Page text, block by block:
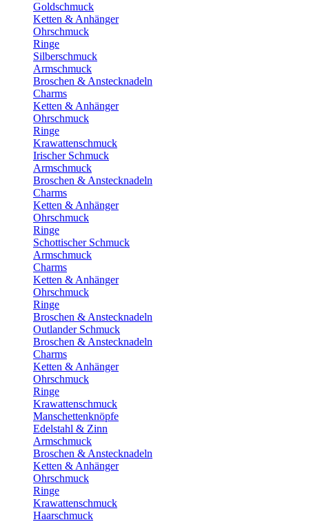
Goldschmuck
Ketten & Anhänger
Ohrschmuck
Ringe
Silberschmuck
Armschmuck
Broschen & Anstecknadeln
Charms
Ketten & Anhänger
Ohrschmuck
Ringe
Krawattenschmuck
Irischer Schmuck
Armschmuck
Broschen & Anstecknadeln
Charms
Ketten & Anhänger
Ohrschmuck
Ringe
Schottischer Schmuck
Armschmuck
Charms
Ketten & Anhänger
Ohrschmuck
Ringe
Broschen & Anstecknadeln
Outlander Schmuck
Broschen & Anstecknadeln
Charms
Ketten & Anhänger
Ohrschmuck
Ringe
Krawattenschmuck
Manschettenknöpfe
Edelstahl & Zinn
Armschmuck
Broschen & Anstecknadeln
Ketten & Anhänger
Ohrschmuck
Ringe
Krawattenschmuck
Haarschmuck